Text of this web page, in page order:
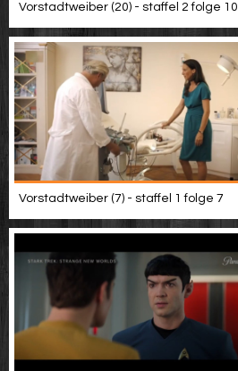
Vorstadtweiber (20) - staffel 2 folge 10
Vorstadtweiber (7) - staffel 1 folge 7